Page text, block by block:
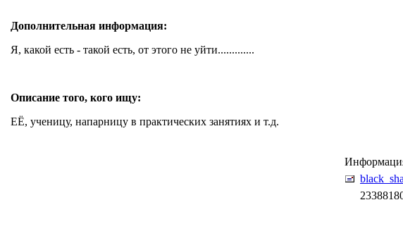
Дополнительная информация:
Я, какой есть - такой есть, от этого не уйти.............
Описание того, кого ищу:
ЕЁ, ученицу, напарницу в практических занятиях и т.д.